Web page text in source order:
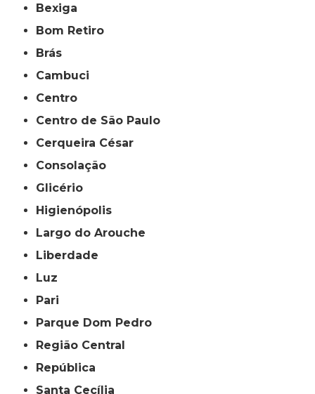
Bexiga
Bom Retiro
Brás
Cambuci
Centro
Centro de São Paulo
Cerqueira César
Consolação
Glicério
Higienópolis
Largo do Arouche
Liberdade
Luz
Pari
Parque Dom Pedro
Região Central
República
Santa Cecília